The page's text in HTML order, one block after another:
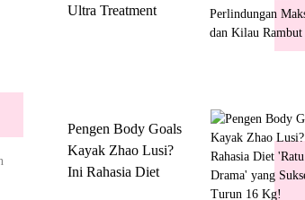
Ultra Treatment
Pengen Body Goals
Kayak Zhao Lusi?
Ini Rahasia Diet